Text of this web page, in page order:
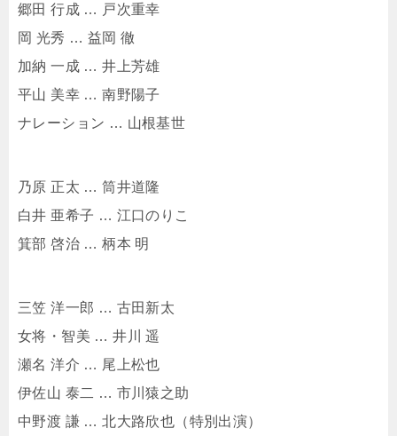
郷田 行成 … 戸次重幸
岡 光秀 … 益岡 徹
加納 一成 … 井上芳雄
平山 美幸 … 南野陽子
ナレーション … 山根基世
乃原 正太 … 筒井道隆
白井 亜希子 … 江口のりこ
箕部 啓治 … 柄本 明
三笠 洋一郎 … 古田新太
女将・智美 … 井川 遥
瀬名 洋介 … 尾上松也
伊佐山 泰二 … 市川猿之助
中野渡 謙 … 北大路欣也（特別出演）